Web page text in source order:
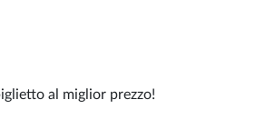
al miglior prezzo!